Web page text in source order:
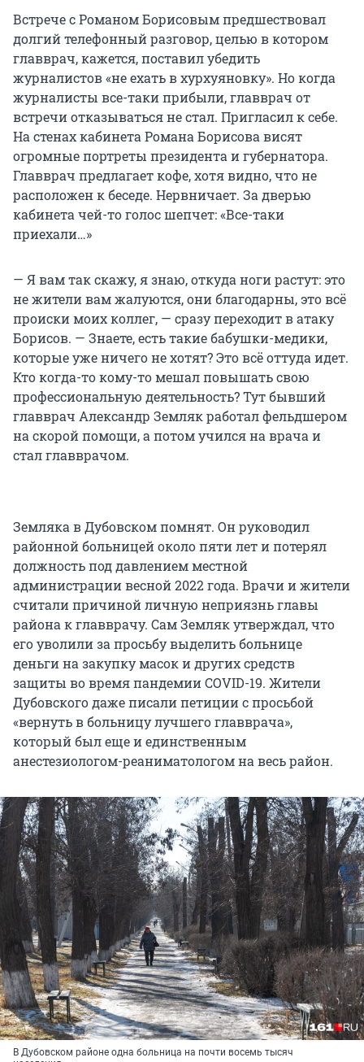
Встрече с Романом Борисовым предшествовал
долгий телефонный разговор, целью в котором
главврач, кажется, поставил убедить
журналистов «не ехать в хурхуяновку». Но когда
журналисты все-таки прибыли, главврач от
встречи отказываться не стал. Пригласил к себе.
На стенах кабинета Романа Борисова висят
огромные портреты президента и губернатора.
Главврач предлагает кофе, хотя видно, что не
расположен к беседе. Нервничает. За дверью
кабинета чей-то голос шепчет: «Все-таки
приехали…»
— Я вам так скажу, я знаю, откуда ноги растут: это
не жители вам жалуются, они благодарны, это всё
происки моих коллег, — сразу переходит в атаку
Борисов. — Знаете, есть такие бабушки-медики,
которые уже ничего не хотят? Это всё оттуда идет.
Кто когда-то кому-то мешал повышать свою
профессиональную деятельность? Тут бывший
главврач Александр Земляк работал фельдшером
на скорой помощи, а потом учился на врача и
стал главврачом.
Земляка в Дубовском помнят. Он руководил
районной больницей около пяти лет и потерял
должность под давлением местной
администрации весной 2022 года. Врачи и жители
считали причиной личную неприязнь главы
района к главврачу. Сам Земляк утверждал, что
его уволили за просьбу выделить больнице
деньги на закупку масок и других средств
защиты во время пандемии COVID-19. Жители
Дубовского даже писали петиции с просьбой
«вернуть в больницу лучшего главврача»,
который был еще и единственным
анестезиологом-реаниматологом на весь район.
В Дубовском районе одна больница на почти восемь тысяч